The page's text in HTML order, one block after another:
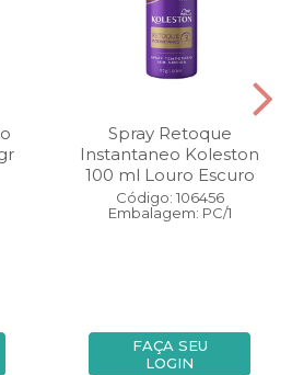
Spray Retoque
Instantaneo Koleston
100 ml Louro Escuro
Código: 106456
Embalagem: PC/1
FAÇA SEU
LOGIN